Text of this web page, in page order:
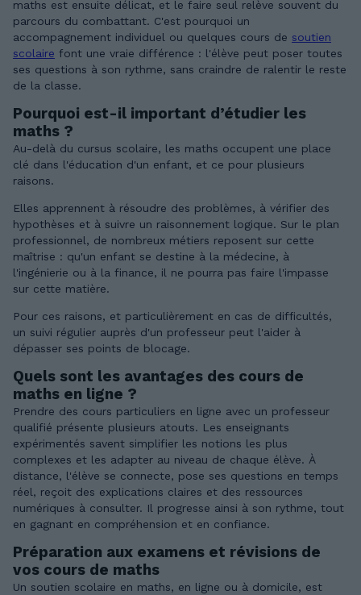
maths est ensuite délicat, et le faire seul relève souvent du
parcours du combattant. C'est pourquoi un
accompagnement individuel ou quelques cours de soutien
scolaire font une vraie différence : l'élève peut poser toutes
ses questions à son rythme, sans craindre de ralentir le reste
de la classe.
Pourquoi est-il important d’étudier les
maths ?
Au-delà du cursus scolaire, les maths occupent une place
clé dans l'éducation d'un enfant, et ce pour plusieurs
raisons.
Elles apprennent à résoudre des problèmes, à vérifier des
hypothèses et à suivre un raisonnement logique. Sur le plan
professionnel, de nombreux métiers reposent sur cette
maîtrise : qu'un enfant se destine à la médecine, à
l'ingénierie ou à la finance, il ne pourra pas faire l'impasse
sur cette matière.
Pour ces raisons, et particulièrement en cas de difficultés,
un suivi régulier auprès d'un professeur peut l'aider à
dépasser ses points de blocage.
Quels sont les avantages des cours de
maths en ligne ?
Prendre des cours particuliers en ligne avec un professeur
qualifié présente plusieurs atouts. Les enseignants
expérimentés savent simplifier les notions les plus
complexes et les adapter au niveau de chaque élève. À
distance, l'élève se connecte, pose ses questions en temps
réel, reçoit des explications claires et des ressources
numériques à consulter. Il progresse ainsi à son rythme, tout
en gagnant en compréhension et en confiance.
Préparation aux examens et révisions de
vos cours de maths
Un soutien scolaire en maths, en ligne ou à domicile, est